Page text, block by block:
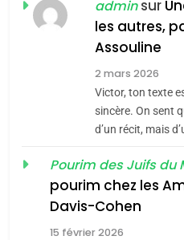
JUDAISME
Azilal
du
DAFINA
Oeil
De
adminsur
les autres,
Assouline
2 mars 2026
Victor, ton texte
sincère. On sent
d’un récit, mais
Pourim des Juifs du
pourim chez les
Davis-Cohen
15 février 2026